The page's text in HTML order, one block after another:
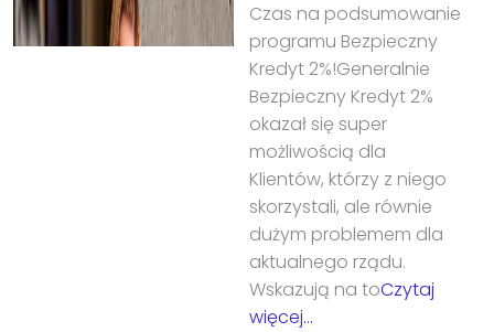
Czas na podsumowanie
programu Bezpieczny
Kredyt 2%!Generalnie
Bezpieczny Kredyt 2%
okazał się super
możliwością dla
Klientów, którzy z niego
skorzystali, ale równie
dużym problemem dla
aktualnego rządu.
Wskazują na toCzytaj
więcej…